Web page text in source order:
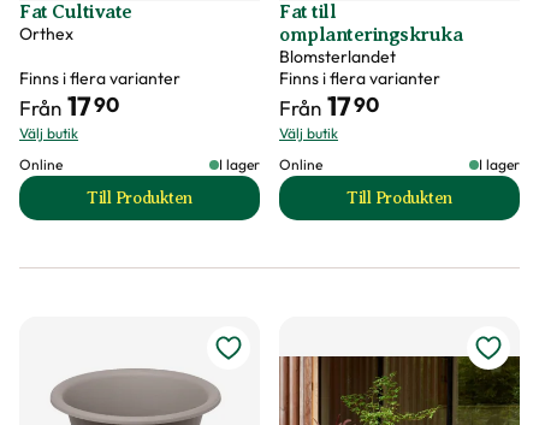
Fat Cultivate
Orthex
Finns i flera varianter
Från 1790
Välj butik
Online
I lager
Till Produkten
till Fat Cultivate produktsida
Fat till
omplanteringskruka
Blomsterlandet
Finns i flera varianter
Från 1790
Välj butik
Online
I lager
Till Produkten
till Fat till